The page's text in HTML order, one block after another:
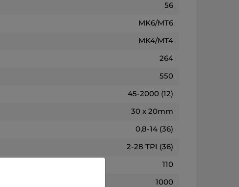
56
MK6/MT6
MK4/MT4
264
550
45-2000 (12)
30 x 20mm
0,8-14 (36)
2-28 TPI (36)
110
1000